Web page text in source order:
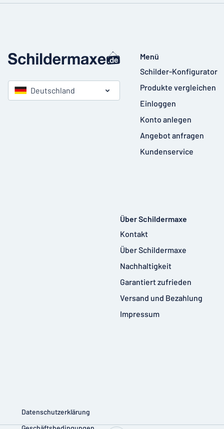
Deutschland
Menü
Schilder-Konfigurator
Produkte vergleichen
Einloggen
Konto anlegen
Angebot anfragen
Kundenservice
Über Schildermaxe
Kontakt
Über Schildermaxe
Nachhaltigkeit
Garantiert zufrieden
Versand und Bezahlung
Impressum
Datenschutzerklärung